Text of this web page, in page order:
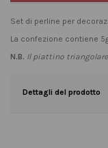
Set di perline per
La confezione contiene
N.B. Il piattino triangolare
Dettagli del prodotto